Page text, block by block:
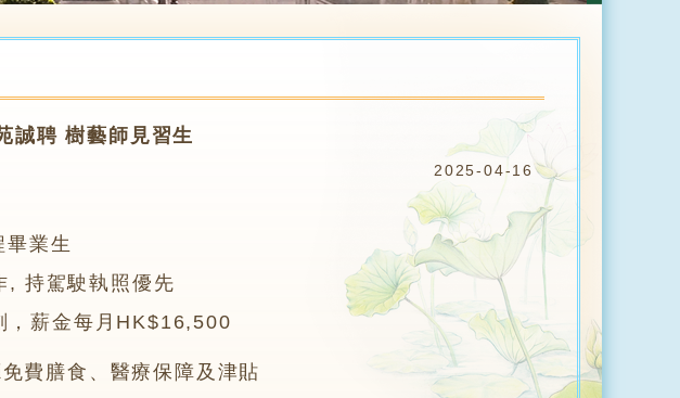
誠聘 樹藝師見習生
2025-04-16
業生
持駕駛執照優先
，薪金每月HK$16,500
費膳食、醫療保障及津貼